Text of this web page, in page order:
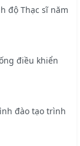
độ Thạc sĩ năm
điều khiển
đào tạo trình